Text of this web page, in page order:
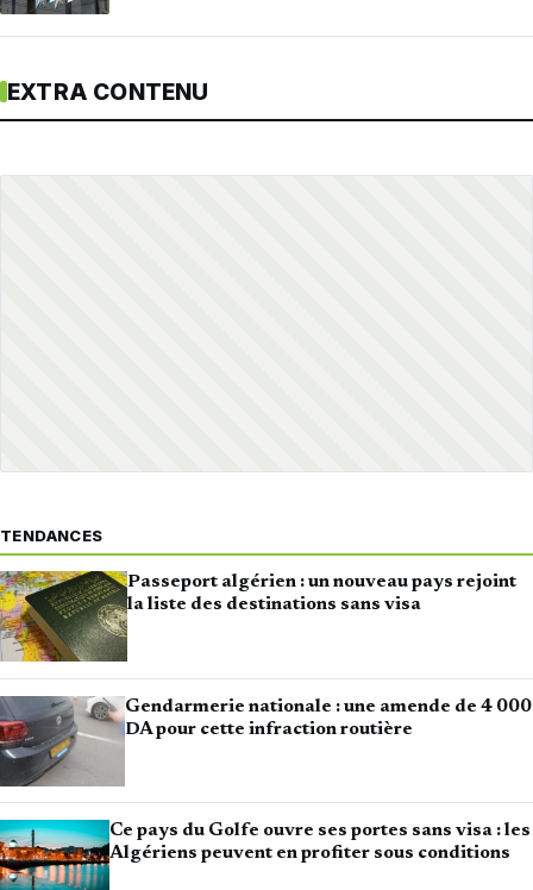
EXTRA CONTENU
TENDANCES
Passeport algérien : un nouveau pays rejoint
la liste des destinations sans visa
Gendarmerie nationale : une amende de 4 000
DA pour cette infraction routière
Ce pays du Golfe ouvre ses portes sans visa : les
Algériens peuvent en profiter sous conditions